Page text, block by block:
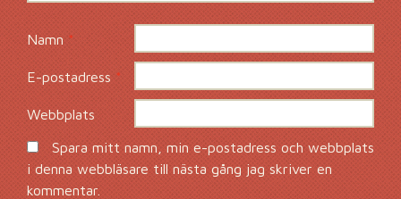
Namn*
E-postadress*
Webbplats
Spara mitt namn, min e-postadress och webbplats
i denna webbläsare till nästa gång jag skriver en
kommentar.